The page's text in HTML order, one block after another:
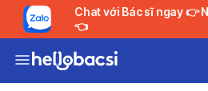
Chat với Bác sĩ ngay 👉 Nhận tư vấn MIỄN PHÍ
👈